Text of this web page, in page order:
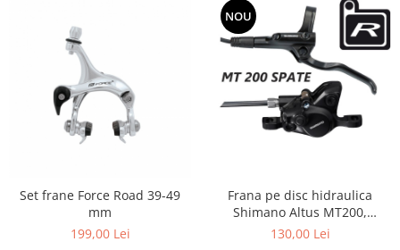
Set frane Force Road 39-49
mm
199,00 Lei
NOU
Frana pe disc hidraulica
Shimano Altus MT200,
dreapta spate
130,00 Lei